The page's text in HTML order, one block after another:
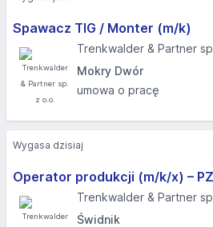
Spawacz TIG / Monter (m/k)
Trenkwalder & Partner
Mokry Dwór
umowa o pracę
Operator produkcji (m/k/x) –
Trenkwalder & Partner
Świdnik
Wygasa dzisiaj